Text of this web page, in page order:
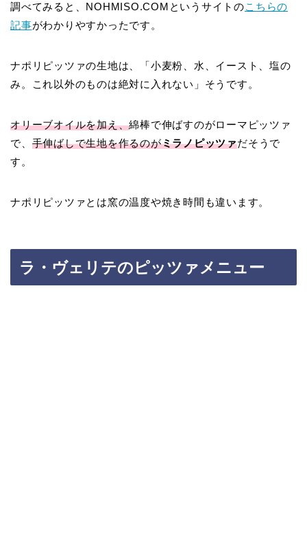
調べてみると、NOHMISO.COMというサイトのこちらの
記事がわかりやすかったです。
ナポリピッツァの生地は、「小麦粉、水、イースト、塩の
み。これ以外のものは絶対に入れない」そうです。
オリーブオイルを加え、綿棒で伸ばすのがローマピッツァ
で、 手伸ばしで生地を作るのがミラノピッツァだそうで
す。
ナポリピッツァとは窯の温度や焼き時間も違います。
ラ・ヴェリテのピッツァメニュー